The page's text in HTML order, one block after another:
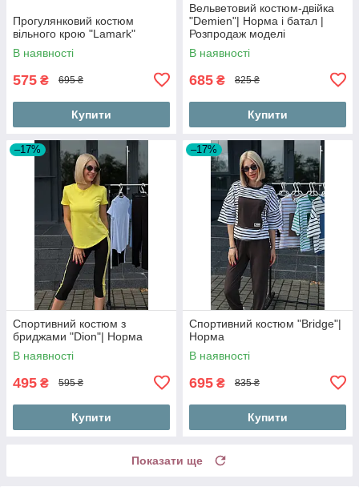
Прогулянковий костюм
вільного крою "Lamark"
В наявності
575 ₴ 695 ₴
Купити
Вельветовий костюм-двійка
"Demien"| Норма і батал |
Розпродаж моделі
В наявності
685 ₴ 825 ₴
Купити
–17%
Спортивний костюм з
бриджами "Dion"| Норма
В наявності
495 ₴ 595 ₴
Купити
–17%
Спортивний костюм "Bridge"|
Норма
В наявності
695 ₴ 835 ₴
Купити
Показати ще